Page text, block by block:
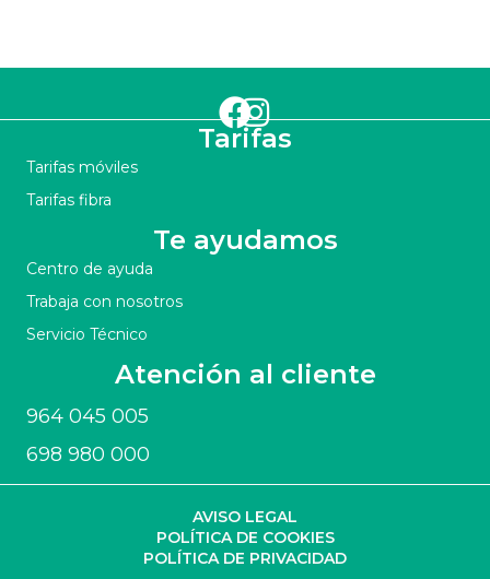
Tarifas
Tarifas móviles
Tarifas fibra
Te ayudamos
Centro de ayuda
Trabaja con nosotros
Servicio Técnico
Atención al cliente
964 045 005
698 980 000
AVISO LEGAL
POLÍTICA DE COOKIES
POLÍTICA DE PRIVACIDAD